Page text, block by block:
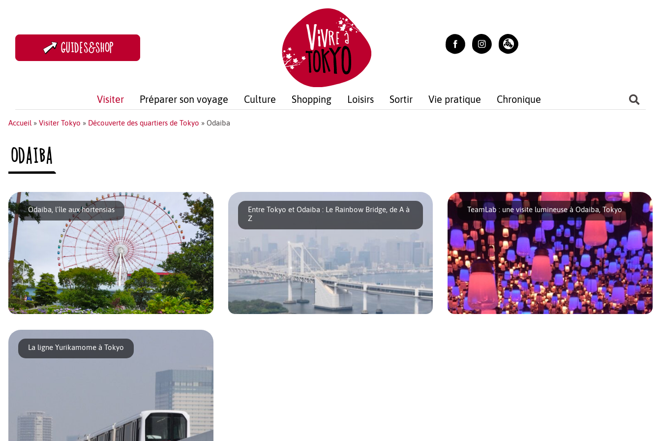
GUIDES&SHOP
Visiter Préparer son voyage Culture Shopping Loisirs Sortir Vie pratique Chronique
Accueil » Visiter Tokyo » Découverte des quartiers de Tokyo » Odaiba
ODAIBA
Odaiba, l'île aux hortensias
Entre Tokyo et Odaiba : Le Rainbow Bridge, de A à
Z
TeamLab : une visite lumineuse à Odaiba, Tokyo
La ligne Yurikamome à Tokyo